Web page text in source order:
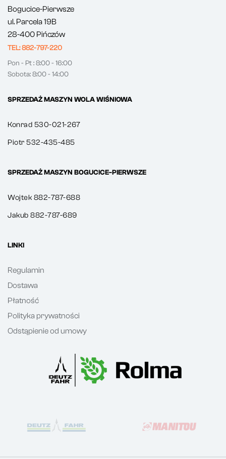
Bogucice-Pierwsze
ul. Parcela 19B
28-400 Pińczów
TEL: 882-797-220
Pon - Pt : 8:00 - 16:00
Sobota: 8:00 - 14:00
SPRZEDAŻ MASZYN WOLA WIŚNIOWA
Konrad 530-021-267
Piotr 532-435-485
SPRZEDAŻ MASZYN BOGUCICE-PIERWSZE
Wojtek 882-787-688
Jakub 882-787-689
LINKI
Regulamin
Dostawa
Płatność
Polityka prywatności
Odstąpienie od umowy